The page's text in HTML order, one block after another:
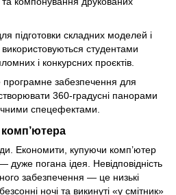
підготовки складних моделей і
студентами
і конкурсних проєктів.
забезпечення для
360-градусні панорами
спецефектами.
Економити, купуючи комп’ютер
дуже погана ідея. Невідповідність
забезпечення — це низькі
ночі та викинуті «у смітник»